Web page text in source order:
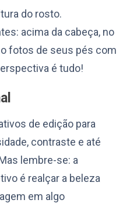
do rosto.
acima da cabeça, no
fotos de seus pés com
é tudo!
de edição para
contraste e até
lembre-se: a
é realçar a beleza
em algo